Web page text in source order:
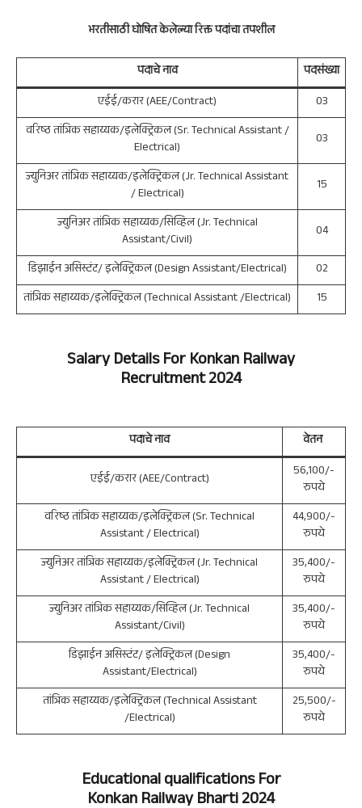
भरतीसाठी घोषित केलेल्या रिक्त पदांचा तपशील
पदाचे नाव
पदसंख्या
एईई/करार (AEE/Contract)
03
वरिष्ठ तांत्रिक सहाय्यक/इलेक्ट्रिकल (Sr. Technical Assistant /
Electrical)
03
ज्युनिअर तांत्रिक सहाय्यक/इलेक्ट्रिकल (Jr. Technical Assistant
/ Electrical)
15
ज्युनिअर तांत्रिक सहाय्यक/सिव्हिल (Jr. Technical
Assistant/Civil)
04
डिझाईन असिस्टंट/ इलेक्ट्रिकल (Design Assistant/Electrical)
02
तांत्रिक सहाय्यक/इलेक्ट्रिकल (Technical Assistant /Electrical)
15
Salary Details ForKonkan Railway
Recruitment 2024
पदाचे नाव
वेतन
एईई/करार (AEE/Contract)
56,100/-
रुपये
वरिष्ठ तांत्रिक सहाय्यक/इलेक्ट्रिकल (Sr. Technical
Assistant / Electrical)
44,900/-
रुपये
ज्युनिअर तांत्रिक सहाय्यक/इलेक्ट्रिकल (Jr. Technical
Assistant / Electrical)
35,400/-
रुपये
ज्युनिअर तांत्रिक सहाय्यक/सिव्हिल (Jr. Technical
Assistant/Civil)
35,400/-
रुपये
डिझाईन असिस्टंट/ इलेक्ट्रिकल (Design
Assistant/Electrical)
35,400/-
रुपये
तांत्रिक सहाय्यक/इलेक्ट्रिकल (Technical Assistant
/Electrical)
25,500/-
रुपये
Educational qualifications For
Konkan RailwayBharti 2024